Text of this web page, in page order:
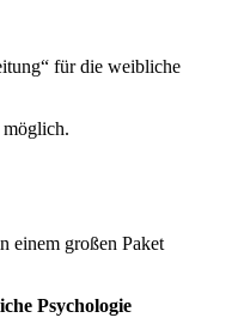
für die weibliche
möglich.
einem großen Paket
Psychologie